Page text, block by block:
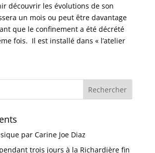
découvrir les évolutions de son
un mois ou peut être davantage
que le confinement a été décrété
fois. Il est installé dans « l’atelier
par Carine Joe Diaz
trois jours à la Richardière fin